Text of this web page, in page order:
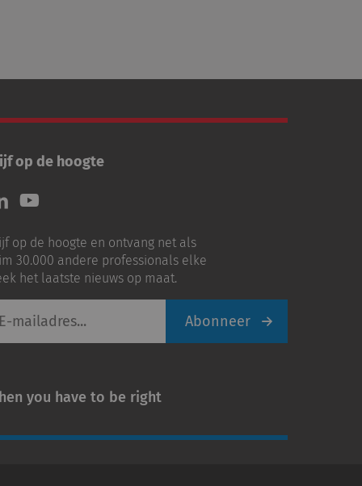
op de hoogte
Volg
ons
Youtube
op de hoogte en ontvang net als
30.000 andere professionals elke
het laatste nieuws op maat.
Abonneer
you have to be right